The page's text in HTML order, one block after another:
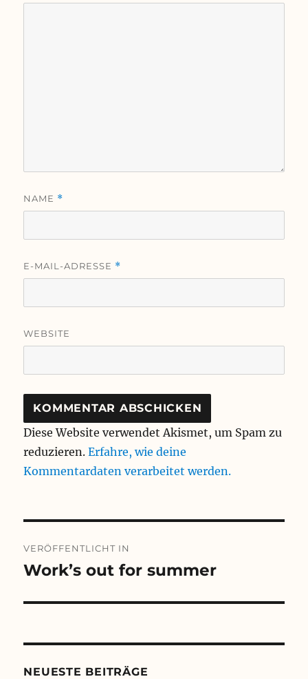
NAME *
E-MAIL-ADRESSE *
WEBSITE
Diese Website verwendet Akismet, um Spam zu
reduzieren.Erfahre, wie deine
Kommentardaten verarbeitet werden.
VERÖFFENTLICHT IN
Work’s out for summer
NEUESTE BEITRÄGE